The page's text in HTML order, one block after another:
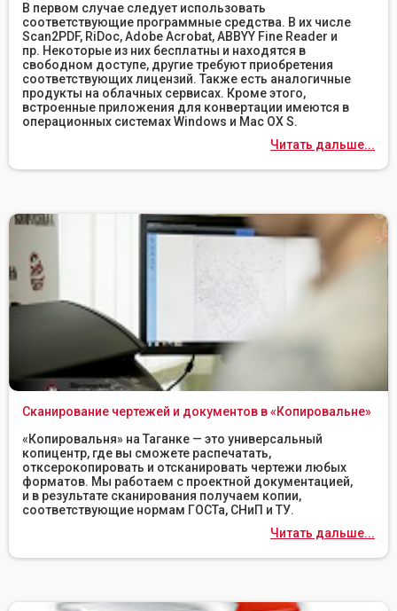
В первом случае следует использовать
соответствующие программные средства. В их числе
Scan2PDF, RiDoc, Adobe Acrobat, ABBYY Fine Reader и
пр. Некоторые из них бесплатны и находятся в
свободном доступе, другие требуют приобретения
соответствующих лицензий. Также есть аналогичные
продукты на облачных сервисах. Кроме этого,
встроенные приложения для конвертации имеются в
операционных системах Windows и Mac OX S.
Читать дальше...
Сканирование чертежей и документов в «Копировальне»
«Копировальня» на Таганке — это универсальный
копицентр, где вы сможете распечатать,
отксерокопировать и отсканировать чертежи любых
форматов. Мы работаем с проектной документацией,
и в результате сканирования получаем копии,
соответствующие нормам ГОСТа, СНиП и ТУ.
Читать дальше...